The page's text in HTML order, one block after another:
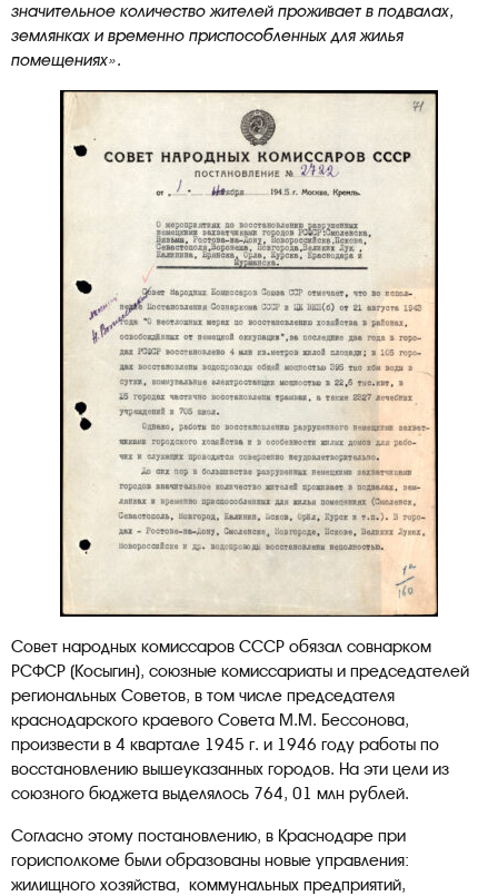
значительное количество жителей проживает в подвалах,
землянках и временно приспособленных для жилья
помещениях».
Совет народных комиссаров СССР обязал совнарком
РСФСР (Косыгин), союзные комиссариаты и председателей
региональных Советов, в том числе председателя
краснодарского краевого Совета М.М. Бессонова,
произвести в 4 квартале 1945 г. и 1946 году работы по
восстановлению вышеуказанных городов. На эти цели из
союзного бюджета выделялось 764, 01 млн рублей.
Согласно этому постановлению, в Краснодаре при
горисполкоме были образованы новые управления:
жилищного хозяйства, коммунальных предприятий,